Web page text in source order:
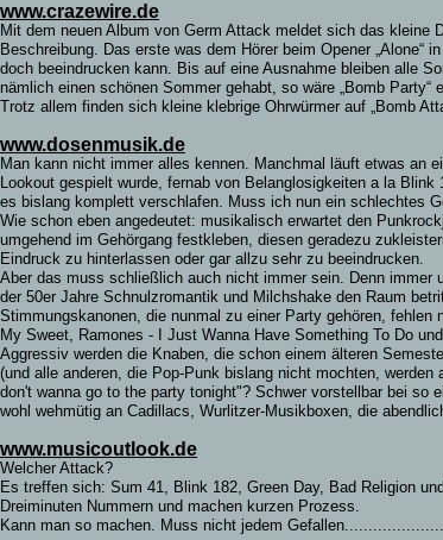
www.crazewire.de
Mit dem neuen Album von Germ Attack meldet sich das kleine
Beschreibung. Das erste was dem Hörer beim Opener
doch beeindrucken kann. Bis auf eine Ausnahme bleiben alle
nämlich einen schönen Sommer gehabt, so wäre „Bomb
Trotz allem finden sich kleine klebrige Ohrwürmer auf „Bomb
www.dosenmusik.de
Man kann nicht immer alles kennen. Manchmal läuft etwas an
Lookout gespielt wurde, fernab von Belanglosigkeiten a la
es bislang komplett verschlafen. Muss ich nun ein schlechtes
Wie schon eben angedeutet: musikalisch erwartet den
umgehend im Gehörgang festkleben, diesen geradezu
Eindruck zu hinterlassen oder gar allzu sehr zu beeindrucken.
Aber das muss schließlich auch nicht immer sein. Denn
der 50er Jahre Schnulzromantik und Milchshake den Raum
Stimmungskanonen, die nunmal zu einer Party gehören,
My Sweet, Ramones - I Just Wanna Have Something To Do
Aggressiv werden die Knaben, die schon einem älteren
(und alle anderen, die Pop-Punk bislang nicht mochten,
don't wanna go to the party tonight"? Schwer vorstellbar bei so
wohl wehmütig an Cadillacs, Wurlitzer-Musikboxen, die
www.musicoutlook.de
Welcher Attack?
Es treffen sich: Sum 41, Blink 182, Green Day, Bad Religion
Dreiminuten Nummern und machen kurzen Prozess.
Kann man so machen. Muss nicht jedem